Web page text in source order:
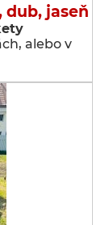
dub, jaseň
alebo v